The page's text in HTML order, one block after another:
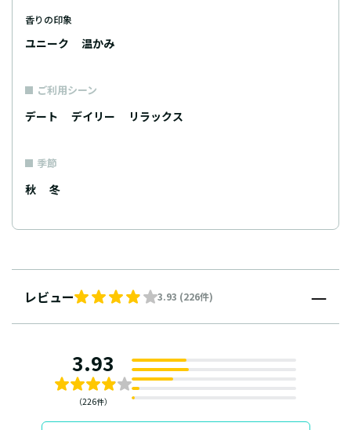
香りの印象
ユニーク 温かみ
ご利用シーン
デート デイリー リラックス
季節
秋 冬
レビュー 3.93 (226件)
3.93
（226件）